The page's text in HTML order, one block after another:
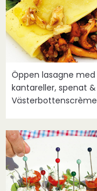
Öppen lasagne med
kantareller, spenat &
Västerbottenscrème